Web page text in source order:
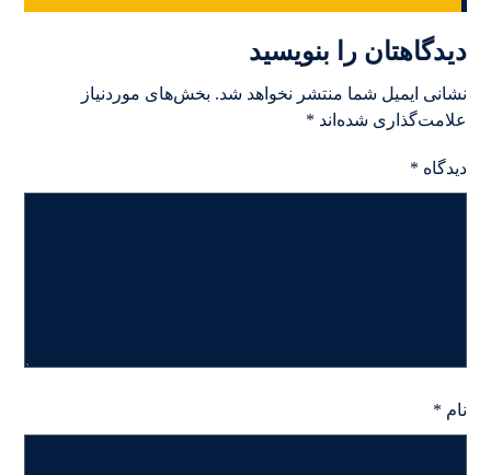
دیدگاهتان را بنویسید
نشانی ایمیل شما منتشر نخواهد شد. بخش‌های موردنیاز
علامت‌گذاری شده‌اند *
دیدگاه *
نام *